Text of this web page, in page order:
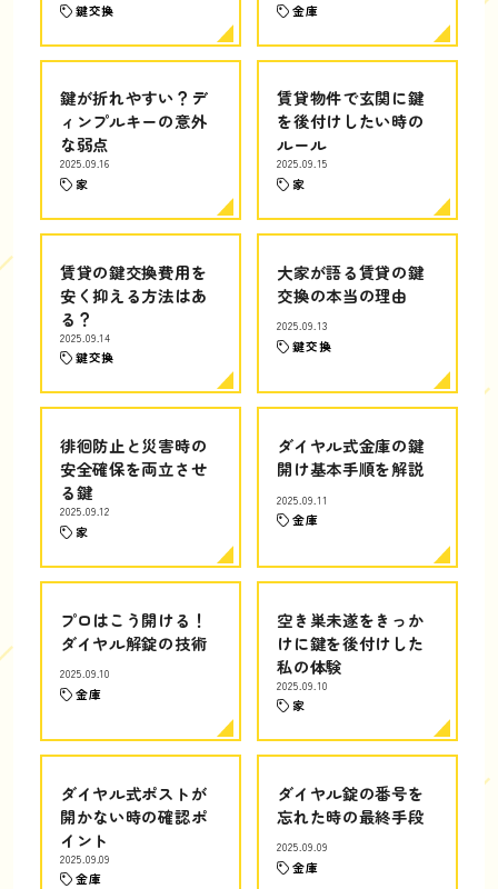
鍵交換 金庫
鍵が折れやすい？デ
ィンプルキーの意外
な弱点
2025.09.16
家
賃貸物件で玄関に鍵
を後付けしたい時の
ルール
2025.09.15
家
賃貸の鍵交換費用を
安く抑える方法はあ
る？
2025.09.14
鍵交換
大家が語る賃貸の鍵
交換の本当の理由
2025.09.13
鍵交換
徘徊防止と災害時の
安全確保を両立させ
る鍵
2025.09.12
家
ダイヤル式金庫の鍵
開け基本手順を解説
2025.09.11
金庫
プロはこう開ける！
ダイヤル解錠の技術
2025.09.10
金庫
空き巣未遂をきっか
けに鍵を後付けした
私の体験
2025.09.10
家
ダイヤル式ポストが
開かない時の確認ポ
イント
2025.09.09
金庫
ダイヤル錠の番号を
忘れた時の最終手段
2025.09.09
金庫